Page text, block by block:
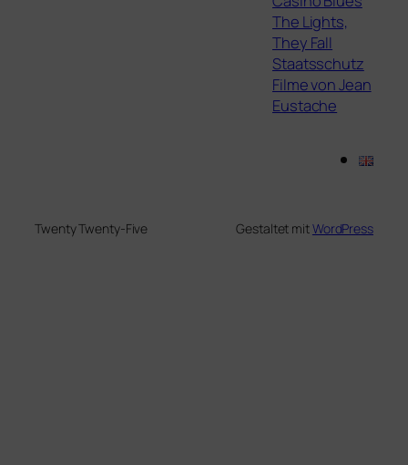
The Lights,
They Fall
Staatsschutz
Filme von Jean
Eustache
Twenty Twenty-Five Gestaltet mitWordPress